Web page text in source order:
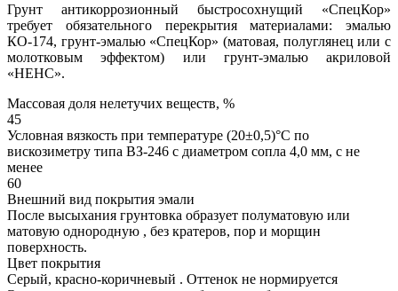
Грунт антикоррозионный быстросохнущий «СпецКор»
требует обязательного перекрытия материалами: эмалью
КО-174, грунт-эмалью «СпецКор» (матовая, полуглянец или с
молотковым эффектом) или грунт-эмалью акриловой
«НЕНС».
Массовая доля нелетучих веществ, %
45
Условная вязкость при температуре (20±0,5)°С по
вискозиметру типа ВЗ-246 с диаметром сопла 4,0 мм, с не
менее
60
Внешний вид покрытия эмали
После высыхания грунтовка образует полуматовую или
матовую однородную , без кратеров, пор и морщин
поверхность.
Цвет покрытия
Серый, красно-коричневый . Оттенок не нормируется